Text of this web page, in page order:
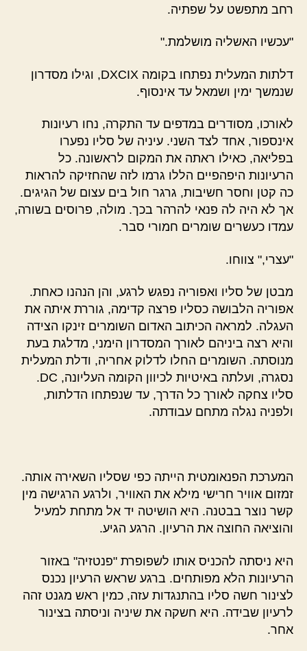
רחב מתפשט על שפתיה.
"עכשיו האשליה מושלמת."
דלתות המעלית נפתחו בקומה DXCIX, וגילו מסדרון
שנמשך ימין ושמאל עד אינסוף.
לאורכו, מסודרים במדפים עד התקרה, נחו רעיונות
אינספור, אחד לצד השני. עיניה של סליו נפערו
בפליאה, כאילו ראתה את המקום לראשונה. כל
הרעיונות היפהפיים הללו גרמו לזה שהחזיקה להראות
כה קטן וחסר חשיבות, גרגר חול בים עצום של הגיגים.
אך לא היה לה פנאי להרהר בכך. מולה, פרוסים בשורה,
עמדו כעשרים שומרים חמורי סבר.
"עצרי," צווחו.
מבטן של סליו ואפוריה נפגש לרגע, והן הנהנו כאחת.
אפוריה הלבושה כסליו פרצה קדימה, גוררת איתה את
העגלה. למראה הכיתוב האדום השומרים זינקו הצידה
והיא רצה ביניהם לאורך המסדרון הימני, מדלגת בעת
מנוסתה. השומרים החלו לדלוק אחריה, ודלת המעלית
נסגרה, ועלתה באיטיות לכיוון הקומה העליונה, DC.
סליו צחקה לאורך כל הדרך, עד שנפתחו הדלתות,
ולפניה נגלה מתחם עבודתה.
המערכת הפנאומטית הייתה כפי שסליו השאירה אותה.
זמזום אוויר חרישי מילא את האוויר, ולרגע הרגישה מין
קשר נוצר בבטנה. היא הושיטה יד אל מתחת למעיל
והוציאה החוצה את הרעיון. הרגע הגיע.
היא ניסתה להכניס אותו לשפופרת "פנטזיה" באזור
הרעיונות הלא מפותחים. ברגע שראש הרעיון נכנס
לצינור חשה סליו בהתנגדות עזה, כמין ראש מגנט זהה
לרעיון שבידה. היא חשקה את שיניה וניסתה בצינור
אחר.